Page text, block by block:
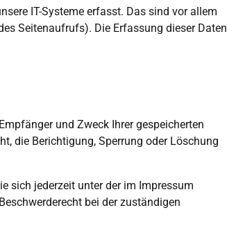
IT-Systeme erfasst. Das sind vor allem
Seitenaufrufs). Die Erfassung dieser Daten
und Zweck Ihrer gespeicherten
die Berichtigung, Sperrung oder Löschung
sich jederzeit unter der im Impressum
bei der zuständigen